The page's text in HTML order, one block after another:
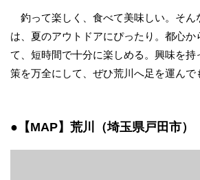
釣って楽しく、食べて美味しい。そん
は、夏のアウトドアにぴったり。都心か
て、短時間で十分に楽しめる。興味を持
策を万全にして、ぜひ荒川へ足を運んで
●【MAP】荒川（埼玉県戸田市）